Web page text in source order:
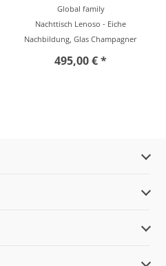
Global family
Nachttisch Lenoso - Eiche
Nachbildung, Glas Champagner
495,00 € *